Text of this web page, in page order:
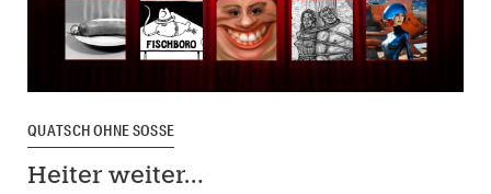
QUATSCH OHNE SOSSE
Heiter weiter…